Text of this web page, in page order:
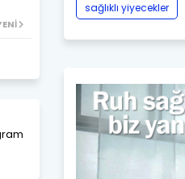
sağlıklı yiyecekler